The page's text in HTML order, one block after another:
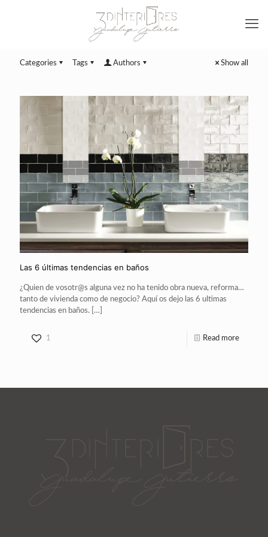
Categories Tags Authors Show all
Las 6 últimas tendencias en baños
¿Quien de vosotr@s alguna vez no ha tenido obra nueva, reforma…
tanto de vivienda como de negocio? Aquí os dejo las 6 ultimas
tendencias en baños. […]
1 Read more